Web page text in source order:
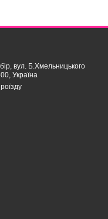
вул. Б.Хмельницького
Україна